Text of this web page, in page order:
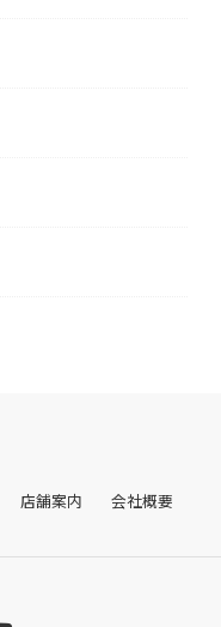
店舗案内
会社概要